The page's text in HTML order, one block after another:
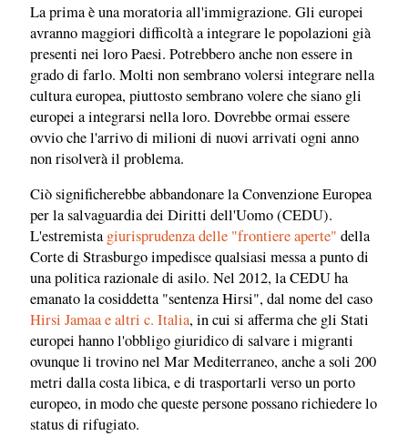
La prima è una moratoria all'immigrazione. Gli europei
avranno maggiori difficoltà a integrare le popolazioni già
presenti nei loro Paesi. Potrebbero anche non essere in
grado di farlo. Molti non sembrano volersi integrare nella
cultura europea, piuttosto sembrano volere che siano gli
europei a integrarsi nella loro. Dovrebbe ormai essere
ovvio che l'arrivo di milioni di nuovi arrivati ​​ogni anno
non risolverà il problema.
Ciò significherebbe abbandonare la Convenzione Europea
per la salvaguardia dei Diritti dell'Uomo (CEDU).
L'estremista giurisprudenza delle "frontiere aperte" della
Corte di Strasburgo impedisce qualsiasi messa a punto di
una politica razionale di asilo. Nel 2012, la CEDU ha
emanato la cosiddetta "sentenza Hirsi", dal nome del caso
Hirsi Jamaa e altri c. Italia, in cui si afferma che gli Stati
europei hanno l'obbligo giuridico di salvare i migranti
ovunque li trovino nel Mar Mediterraneo, anche a soli 200
metri dalla costa libica, e di trasportarli verso un porto
europeo, in modo che queste persone possano richiedere lo
status di rifugiato.